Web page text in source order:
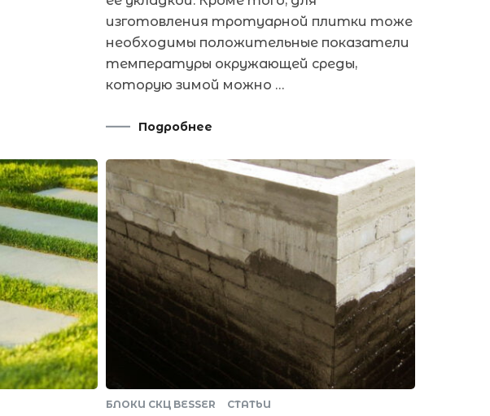
изготовления тротуарной плитки тоже
необходимы положительные показатели
температуры окружающей среды,
которую зимой можно …
Подробнее
БЛОКИ СКЦ BESSER СТАТЬИ